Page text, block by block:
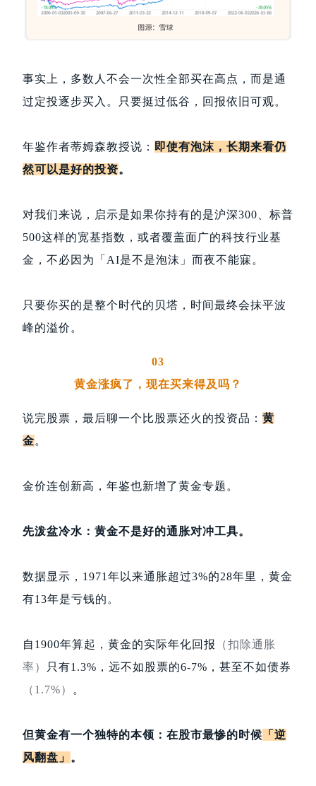
事实上，多数人不会一次性全部买在高点，而是通
过定投逐步买入。只要挺过低谷，回报依旧可观。
年鉴作者蒂姆森教授说： 即使有泡沫，长期来看仍
然可以是好的投资。
对我们来说，启示是如果你持有的是沪深300、标普
500这样的宽基指数，或者覆盖面广的科技行业基
金，不必因为「AI是不是泡沫」而夜不能寐。
只要你买的是整个时代的贝塔，时间最终会抹平波
峰的溢价。
03
黄金涨疯了，现在买来得及吗？
说完股票，最后聊一个比股票还火的投资品： 黄
金。
金价连创新高，年鉴也新增了黄金专题。
先泼盆冷水：黄金不是好的通胀对冲工具。
数据显示，1971年以来通胀超过3%的28年里，黄金
有13年是亏钱的。
自1900年算起，黄金的实际年化回报
（扣除通胀
率）
只有1.3%，远不如股票的6-7%，甚至不如债券
（1.7%）
。
但黄金有一个独特的本领：在股市最惨的时候 「逆
风翻盘」 。